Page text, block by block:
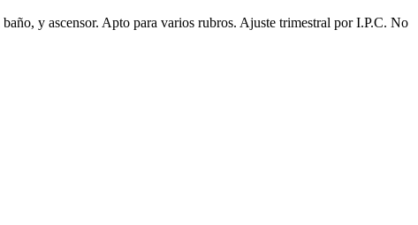
y ascensor. Apto para varios rubros. Ajuste trimestral por I.P.C. No